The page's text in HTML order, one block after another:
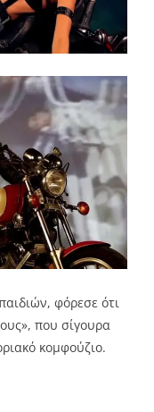
φόρεσε ότι
που σίγουρα
κομφούζιο.